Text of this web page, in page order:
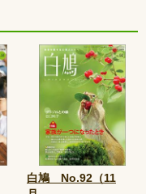
白鳩 No.92（11